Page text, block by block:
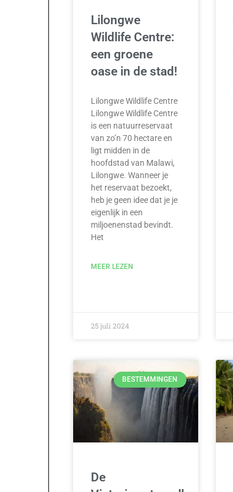
Lilongwe
Wildlife Centre:
een groene
oase in de stad!
Lilongwe Wildlife Centre
Lilongwe Wildlife Centre
is een natuurreservaat
van zo’n 70 hectare en
ligt midden in de
hoofdstad van Malawi,
Lilongwe. Wanneer je
het reservaat bezoekt,
heb je geen idee dat je je
eigenlijk in een
miljoenenstad bevindt.
Het
MEER LEZEN
25 juli 2024
BESTEMMINGEN
De